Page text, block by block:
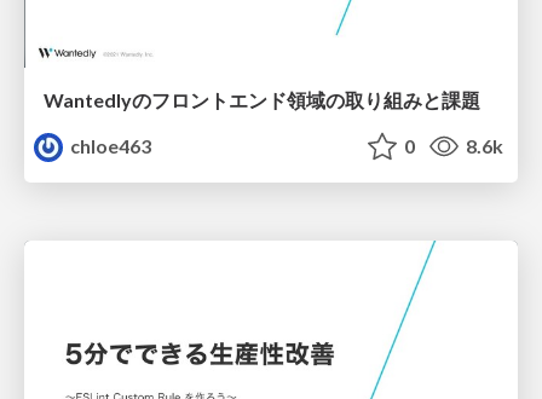
Wantedlyのフロントエンド領域の取り組みと課題
chloe463
0 8.6k